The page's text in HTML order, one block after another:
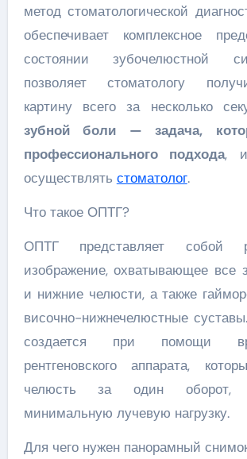
метод стоматологической
обеспечивает комплексное
состоянии зубочелюстной
позволяет стоматологу
картину всего за несколько
зубной боли — задача,
профессионального подхода,
осуществлять стоматолог.
Что такое ОПТГ?
ОПТГ представляет собой
изображение, охватывающее все
и нижние челюсти, а также
височно-нижнечелюстные
создается при помощи
рентгеновского аппарата,
челюсть за один оборот,
минимальную лучевую нагрузку.
Для чего нужен панорамный